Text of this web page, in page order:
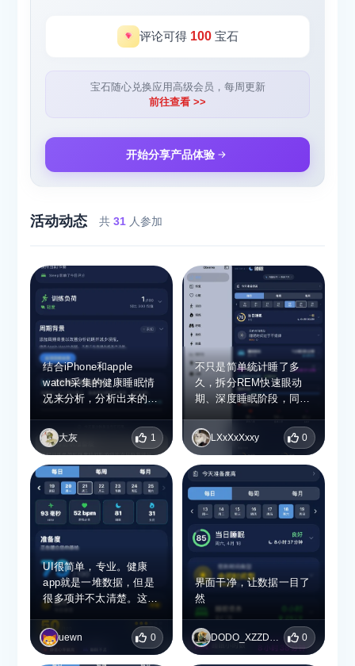
评论可得 100宝石
宝石随心兑换应用高级会员，每周更新
前往查看 >>
开始分享产品体验
活动动态 共31 人参加
结合iPhone和apple
watch采集的健康睡眠情
况来分析，分析出来的数
睡眠质量不好的人应该更
加有用。
大灰 1
不只是简单统计睡了多
久，拆分REM快速眼动
期、深度睡眠阶段，同时
核算睡眠效率、睡眠债、
作息规律性、分段时长；
可以查看数周的长期睡眠
波动，既能判断当晚休息
的恢复效果，也能复盘长
期作息对身体的影响。
LXxXxXxxy 0
UI很简单，专业。健康
app就是一堆数据，但是
很多项并不太清楚。这个
uewn 0
界面干净，让数据一目了
然
DODO_XZZDVECN 0